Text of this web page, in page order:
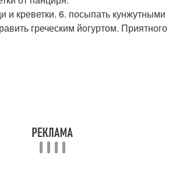
и креветки. 6. посыпать кунжутными
греческим йогуртом. Приятного